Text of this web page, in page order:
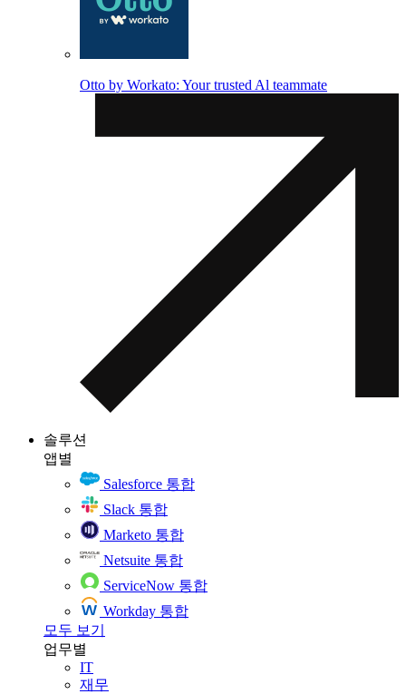
Otto by Workato: Your trusted Al teammate
솔루션
앱별
Salesforce 통합
Slack 통합
Marketo 통합
Netsuite 통합
ServiceNow 통합
Workday 통합
모두 보기
업무별
IT
재무